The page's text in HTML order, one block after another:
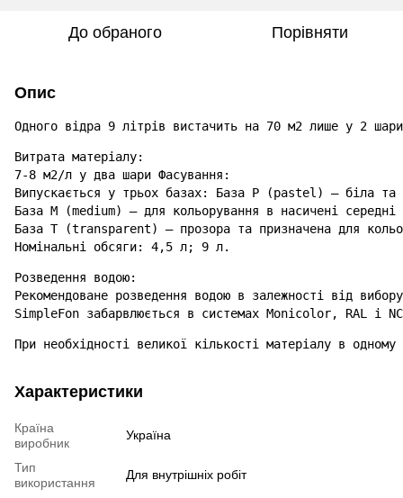
До обраного Порівняти
Опис
Одного відра 9 літрів вистачить на 70 м2 лише у 2
Витрата матеріалу:
7-8 м2/л у два шари Фасування:
Випускається у трьох базах: База Р (pastel) – біла та
База М (medium) – для кольорування в насичені
База Т (transparent) – прозора та призначена для
Номінальні обсяги: 4,5 л; 9 л.
Розведення водою:
Рекомендоване розведення водою в залежності від
SimpleFon забарвлюється в системах Monicolor, RAL і
При необхідності великої кількості матеріалу в
Характеристики
Країна
виробник
Україна
Тип
використання
Для внутрішніх робіт